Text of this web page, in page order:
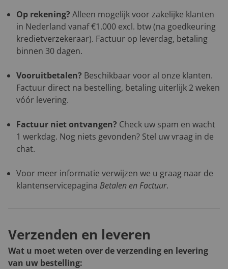
Op rekening? Alleen mogelijk voor zakelijke klanten
in Nederland vanaf €1.000 excl. btw (na goedkeuring
kredietverzekeraar). Factuur op leverdag, betaling
binnen 30 dagen.
Vooruitbetalen? Beschikbaar voor al onze klanten.
Factuur direct na bestelling, betaling uiterlijk 2 weken
vóór levering.
Factuur niet ontvangen? Check uw spam en wacht
1 werkdag. Nog niets gevonden? Stel uw vraag in de
chat.
Voor meer informatie verwijzen we u graag naar de
klantenservicepagina Betalen en Factuur.
Verzenden en leveren
Wat u moet weten over de verzending en levering
van uw bestelling: